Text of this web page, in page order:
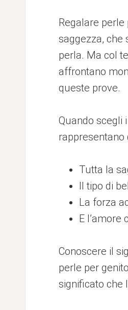
Regalare
saggezza, che
perla. Ma col
affrontano
queste prove.
Quando scegli
rappresentano
Tutta la
Il tipo di
La forza
E l’amore
Conoscere il
perle per
significato che